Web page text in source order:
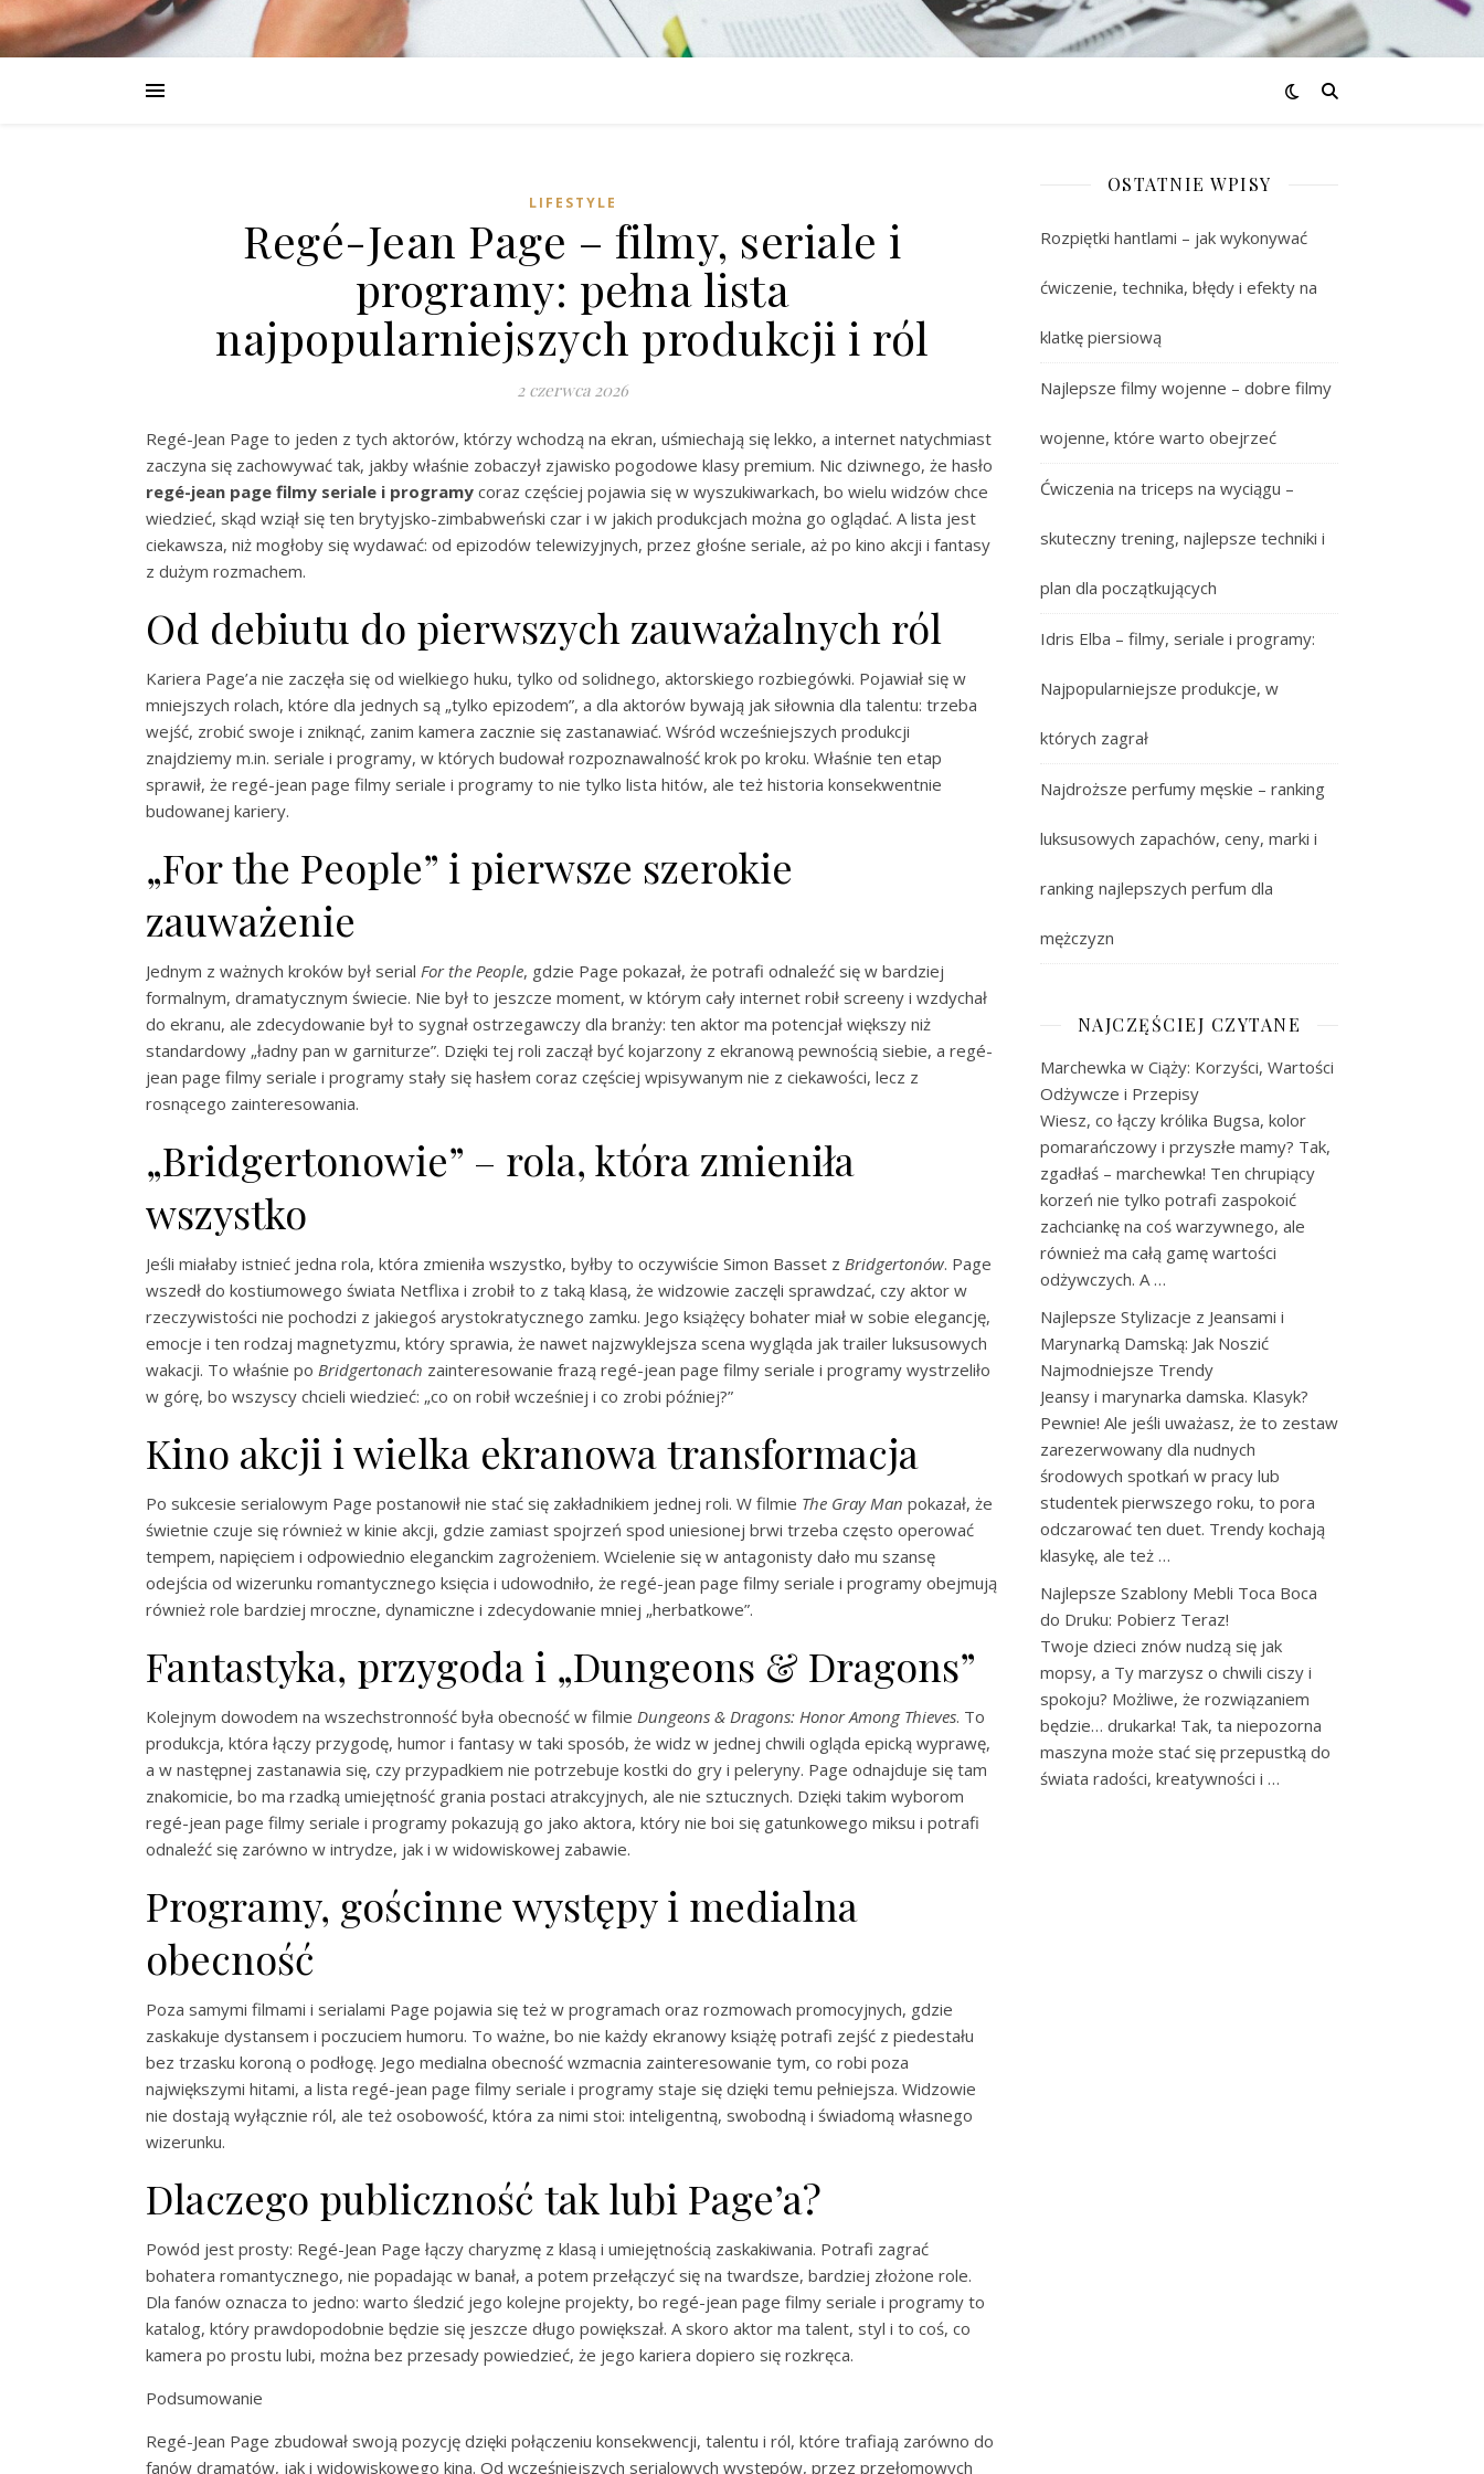
LIFESTYLE
Regé-Jean Page – filmy, seriale i
programy: pełna lista
najpopularniejszych produkcji i ról
2 czerwca 2026
Regé-Jean Page to jeden z tych aktorów, którzy wchodzą na ekran, uśmiechają się lekko, a internet natychmiast
zaczyna się zachowywać tak, jakby właśnie zobaczył zjawisko pogodowe klasy premium. Nic dziwnego, że hasło
regé-jean page filmy seriale i programy coraz częściej pojawia się w wyszukiwarkach, bo wielu widzów chce
wiedzieć, skąd wziął się ten brytyjsko-zimbabweński czar i w jakich produkcjach można go oglądać. A lista jest
ciekawsza, niż mogłoby się wydawać: od epizodów telewizyjnych, przez głośne seriale, aż po kino akcji i fantasy
z dużym rozmachem.
Od debiutu do pierwszych zauważalnych ról
Kariera Page’a nie zaczęła się od wielkiego huku, tylko od solidnego, aktorskiego rozbiegówki. Pojawiał się w
mniejszych rolach, które dla jednych są „tylko epizodem”, a dla aktorów bywają jak siłownia dla talentu: trzeba
wejść, zrobić swoje i zniknąć, zanim kamera zacznie się zastanawiać. Wśród wcześniejszych produkcji
znajdziemy m.in. seriale i programy, w których budował rozpoznawalność krok po kroku. Właśnie ten etap
sprawił, że regé-jean page filmy seriale i programy to nie tylko lista hitów, ale też historia konsekwentnie
budowanej kariery.
„For the People” i pierwsze szerokie
zauważenie
Jednym z ważnych kroków był serial For the People, gdzie Page pokazał, że potrafi odnaleźć się w bardziej
formalnym, dramatycznym świecie. Nie był to jeszcze moment, w którym cały internet robił screeny i wzdychał
do ekranu, ale zdecydowanie był to sygnał ostrzegawczy dla branży: ten aktor ma potencjał większy niż
standardowy „ładny pan w garniturze”. Dzięki tej roli zaczął być kojarzony z ekranową pewnością siebie, a regé-
jean page filmy seriale i programy stały się hasłem coraz częściej wpisywanym nie z ciekawości, lecz z
rosnącego zainteresowania.
„Bridgertonowie” – rola, która zmieniła
wszystko
Jeśli miałaby istnieć jedna rola, która zmieniła wszystko, byłby to oczywiście Simon Basset z Bridgertonów. Page
wszedł do kostiumowego świata Netflixa i zrobił to z taką klasą, że widzowie zaczęli sprawdzać, czy aktor w
rzeczywistości nie pochodzi z jakiegoś arystokratycznego zamku. Jego książęcy bohater miał w sobie elegancję,
emocje i ten rodzaj magnetyzmu, który sprawia, że nawet najzwyklejsza scena wygląda jak trailer luksusowych
wakacji. To właśnie po Bridgertonach zainteresowanie frazą regé-jean page filmy seriale i programy wystrzeliło
w górę, bo wszyscy chcieli wiedzieć: „co on robił wcześniej i co zrobi później?”
Kino akcji i wielka ekranowa transformacja
Po sukcesie serialowym Page postanowił nie stać się zakładnikiem jednej roli. W filmie The Gray Man pokazał, że
świetnie czuje się również w kinie akcji, gdzie zamiast spojrzeń spod uniesionej brwi trzeba często operować
tempem, napięciem i odpowiednio eleganckim zagrożeniem. Wcielenie się w antagonisty dało mu szansę
odejścia od wizerunku romantycznego księcia i udowodniło, że regé-jean page filmy seriale i programy obejmują
również role bardziej mroczne, dynamiczne i zdecydowanie mniej „herbatkowe”.
Fantastyka, przygoda i „Dungeons & Dragons”
Kolejnym dowodem na wszechstronność była obecność w filmie Dungeons & Dragons: Honor Among Thieves. To
produkcja, która łączy przygodę, humor i fantasy w taki sposób, że widz w jednej chwili ogląda epicką wyprawę,
a w następnej zastanawia się, czy przypadkiem nie potrzebuje kostki do gry i peleryny. Page odnajduje się tam
znakomicie, bo ma rzadką umiejętność grania postaci atrakcyjnych, ale nie sztucznych. Dzięki takim wyborom
regé-jean page filmy seriale i programy pokazują go jako aktora, który nie boi się gatunkowego miksu i potrafi
odnaleźć się zarówno w intrydze, jak i w widowiskowej zabawie.
Programy, gościnne występy i medialna
obecność
Poza samymi filmami i serialami Page pojawia się też w programach oraz rozmowach promocyjnych, gdzie
zaskakuje dystansem i poczuciem humoru. To ważne, bo nie każdy ekranowy książę potrafi zejść z piedestału
bez trzasku koroną o podłogę. Jego medialna obecność wzmacnia zainteresowanie tym, co robi poza
największymi hitami, a lista regé-jean page filmy seriale i programy staje się dzięki temu pełniejsza. Widzowie
nie dostają wyłącznie ról, ale też osobowość, która za nimi stoi: inteligentną, swobodną i świadomą własnego
wizerunku.
Dlaczego publiczność tak lubi Page’a?
Powód jest prosty: Regé-Jean Page łączy charyzmę z klasą i umiejętnością zaskakiwania. Potrafi zagrać
bohatera romantycznego, nie popadając w banał, a potem przełączyć się na twardsze, bardziej złożone role.
Dla fanów oznacza to jedno: warto śledzić jego kolejne projekty, bo regé-jean page filmy seriale i programy to
katalog, który prawdopodobnie będzie się jeszcze długo powiększał. A skoro aktor ma talent, styl i to coś, co
kamera po prostu lubi, można bez przesady powiedzieć, że jego kariera dopiero się rozkręca.
Podsumowanie
Regé-Jean Page zbudował swoją pozycję dzięki połączeniu konsekwencji, talentu i ról, które trafiają zarówno do
fanów dramatów, jak i widowiskowego kina. Od wcześniejszych serialowych występów, przez przełomowych
OSTATNIE WPISY
Rozpiętki hantlami – jak wykonywać
ćwiczenie, technika, błędy i efekty na
klatkę piersiową
Najlepsze filmy wojenne – dobre filmy
wojenne, które warto obejrzeć
Ćwiczenia na triceps na wyciągu –
skuteczny trening, najlepsze techniki i
plan dla początkujących
Idris Elba – filmy, seriale i programy:
Najpopularniejsze produkcje, w
których zagrał
Najdroższe perfumy męskie – ranking
luksusowych zapachów, ceny, marki i
ranking najlepszych perfum dla
mężczyzn
NAJCZĘŚCIEJ CZYTANE
Marchewka w Ciąży: Korzyści, Wartości
Odżywcze i Przepisy
Wiesz, co łączy królika Bugsa, kolor
pomarańczowy i przyszłe mamy? Tak,
zgadłaś – marchewka! Ten chrupiący
korzeń nie tylko potrafi zaspokoić
zachciankę na coś warzywnego, ale
również ma całą gamę wartości
odżywczych. A …
Najlepsze Stylizacje z Jeansami i
Marynarką Damską: Jak Noszić
Najmodniejsze Trendy
Jeansy i marynarka damska. Klasyk?
Pewnie! Ale jeśli uważasz, że to zestaw
zarezerwowany dla nudnych
środowych spotkań w pracy lub
studentek pierwszego roku, to pora
odczarować ten duet. Trendy kochają
klasykę, ale też …
Najlepsze Szablony Mebli Toca Boca
do Druku: Pobierz Teraz!
Twoje dzieci znów nudzą się jak
mopsy, a Ty marzysz o chwili ciszy i
spokoju? Możliwe, że rozwiązaniem
będzie… drukarka! Tak, ta niepozorna
maszyna może stać się przepustką do
świata radości, kreatywności i …